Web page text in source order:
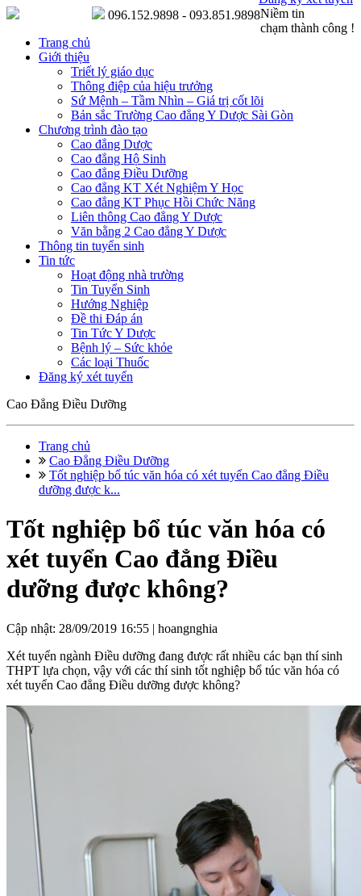
Niềm tin
chạm thành công !
096.152.9898 - 093.851.9898
Trang chủ
Giới thiệu
Triết lý giáo dục
Thông điệp của hiệu trưởng
Sứ Mệnh – Tầm Nhìn – Giá trị cốt lõi
Bản sắc Trường Cao đẳng Y Dược Sài Gòn
Chương trình đào tạo
Cao đẳng Dược
Cao đẳng Hộ Sinh
Cao đẳng Điều Dưỡng
Cao đẳng KT Xét Nghiệm Y Học
Cao đẳng KT Phục Hồi Chức Năng
Liên thông Cao đẳng Y Dược
Văn bằng 2 Cao đẳng Y Dược
Thông tin tuyển sinh
Tin tức
Hoạt động nhà trường
Tin Tuyển Sinh
Hướng Nghiệp
Đề thi Đáp án
Tin Tức Y Dược
Bệnh lý – Sức khỏe
Các loại Thuốc
Đăng ký xét tuyển
Cao Đẳng Điều Dưỡng
Trang chủ
Cao Đẳng Điều Dưỡng
Tốt nghiệp bổ túc văn hóa có xét tuyển Cao đẳng Điều
dưỡng được k...
Tốt nghiệp bổ túc văn hóa có
xét tuyển Cao đẳng Điều
dưỡng được không?
Cập nhật: 28/09/2019 16:55 | hoangnghia
Xét tuyển ngành Điều dưỡng đang được rất nhiều các bạn thí sinh
THPT lựa chọn, vậy với các thí sinh tốt nghiệp bổ túc văn hóa có
xét tuyển Cao đẳng Điều dưỡng được không?